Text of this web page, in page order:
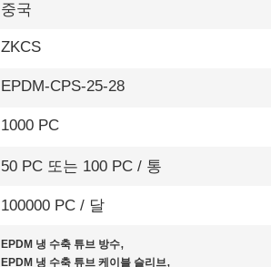
중국
ZKCS
EPDM-CPS-25-28
1000 PC
50 PC 또는 100 PC / 통
100000 PC / 달
EPDM 냉 수축 튜브 방수,
EPDM 냉 수축 튜브 케이블 슬리브,